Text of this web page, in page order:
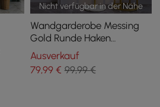
Nicht verfügbar in der Nähe
Wandgarderobe Messing
Gold Runde Haken
Eingangsbereich
freistehende Kleiderbügel
Marmorsockel
Ausverkauf
79,99€ 99,99 €